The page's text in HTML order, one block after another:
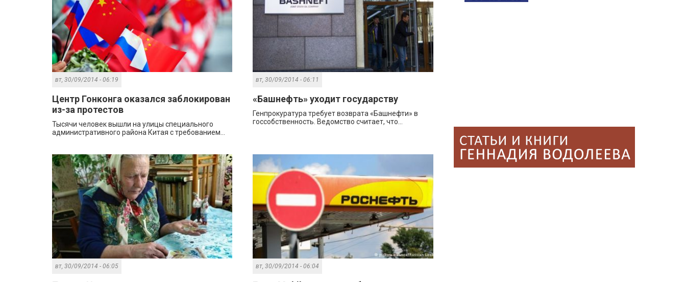
вт, 30/09/2014 - 06:19
Центр Гонконга оказался заблокирован
из-за протестов
Тысячи человек вышли на улицы специального
административного района Китая с требованием...
вт, 30/09/2014 - 06:11
«Башнефть» уходит государству
Генпрокуратура требует возврата «Башнефти» в
госсобственность. Ведомство считает, что...
вт, 30/09/2014 - 06:05 вт, 30/09/2014 - 06:04